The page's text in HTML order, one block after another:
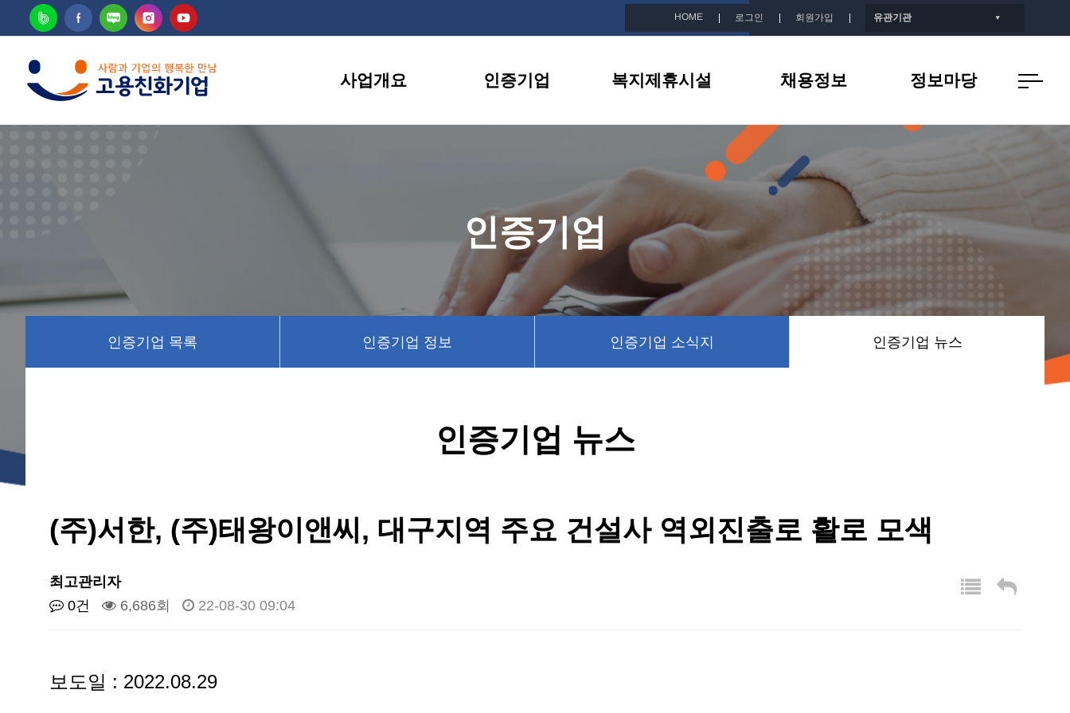
유관기관 ▼
회원가입
로그인
HOME
사업개요
고용친화기업이란
인증기업
인증기업 목록
인증기업 소식지
인증기업 뉴스
복지제휴시설
복지제휴시설 소개
제휴시설 이벤트
채용정보
인증기업 채용정보
정보마당
공지사항
인증기업
인증기업 목록 인증기업 정보 인증기업 소식지 인증기업 뉴스
인증기업 뉴스
(주)서한, (주)태왕이앤씨, 대구지역 주요 건설사 역외진출로 활로 모색
최고관리자
0건
6,686회 22-08-30 09:04
보도일 : 2022.08.29